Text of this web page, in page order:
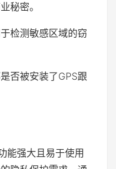
秘密。
检测敏感区域的窃
否被安装了GPS跟
能强大且易于使用